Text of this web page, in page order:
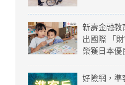
新壽金融教
出國際 「
榮獲日本優
好險網，準